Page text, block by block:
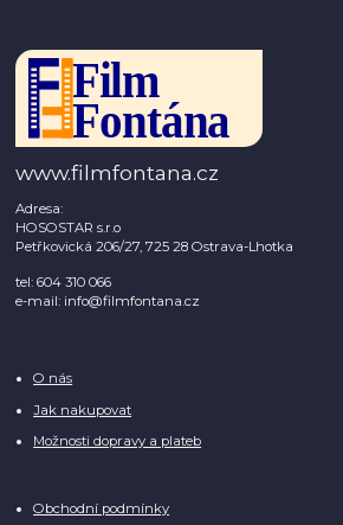
www.filmfontana.cz
Adresa:
HOSOSTAR s.r.o
Petřkovická 206/27, 725 28 Ostrava-Lhotka
tel: 604 310 066
e-mail: info@filmfontana.cz
O nás
Jak nakupovat
Možnosti dopravy a plateb
Obchodní podmínky